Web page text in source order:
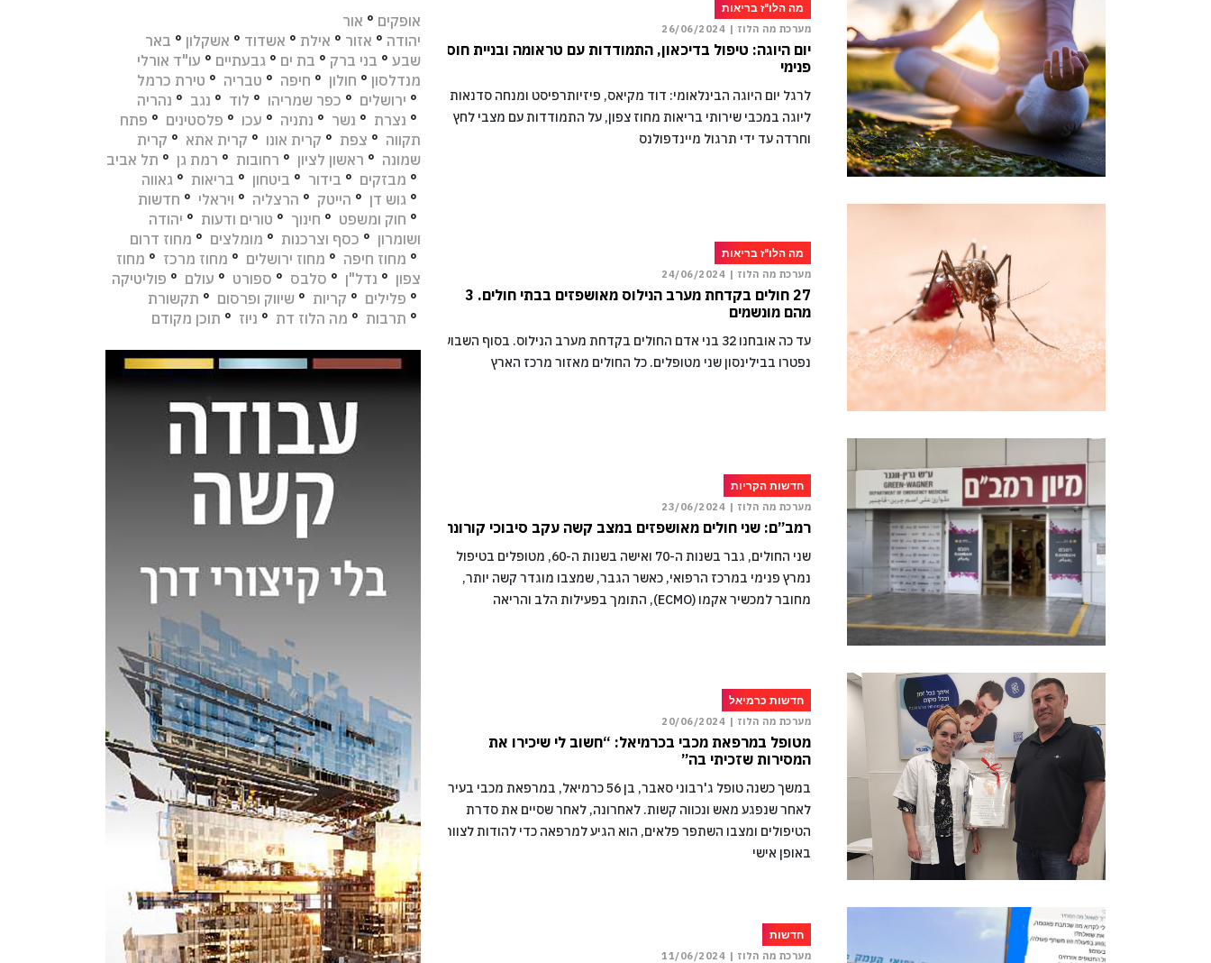
מה הלו"ז בריאות
מערכת מה הלוז | 26/06/2024
יום היוגה: טיפול בדיכאון, התמודדות עם טראומה ובניית חוסן
פנימי
לרגל יום היוגה הבינלאומי: דוד מקיאס, פיזיותרפיסט ומנחה סדנאות
ליוגה במכבי שירותי בריאות מחוז צפון, על התמודדות עם מצבי לחץ
וחרדה עד ידי תרגול מיינדפולנס
מה הלו"ז בריאות
מערכת מה הלוז | 24/06/2024
27 חולים בקדחת מערב הנילוס מאושפזים בבתי חולים. 3
מהם מונשמים
עד כה אובחנו 32 בני אדם החולים בקדחת מערב הנילוס. בסוף השבוע
נפטרו בבילינסון שני מטופלים. כל החולים מאזור מרכז הארץ
חדשות הקריות
מערכת מה הלוז | 23/06/2024
רמב”ם: שני חולים מאושפזים במצב קשה עקב סיבוכי קורונה
שני החולים, גבר בשנות ה-70 ואישה בשנות ה-60, מטופלים בטיפול
נמרץ פנימי במרכז הרפואי, כאשר הגבר, שמצבו מוגדר קשה יותר,
מחובר למכשיר אקמו (ECMO), התומך בפעילות הלב והריאה
חדשות כרמיאל
מערכת מה הלוז | 20/06/2024
מטופל במרפאת מכבי בכרמיאל: “חשוב לי שיכירו את
המסירות שזכיתי בה”
במשך כשנה טופל ג'רבוני סאבר, בן 56 כרמיאל, במרפאת מכבי בעיר
לאחר שנפגע מאש ונכווה קשות. לאחרונה, לאחר שסיים את סדרת
הטיפולים ומצבו השתפר פלאים, הוא הגיע למרפאה כדי להודות לצוות
באופן אישי
חדשות
מערכת מה הלוז | 11/06/2024
אופקים ° אור
יהודה ° אזור ° אילת ° אשדוד ° אשקלון ° באר
שבע ° בני ברק ° בת ים ° גבעתיים ° עו"ד אורלי
מנדלסון ° חולון ° חיפה ° טבריה ° טירת כרמל
° ירושלים ° כפר שמריהו ° לוד ° נגב ° נהריה
° נצרת ° נשר ° נתניה ° עכו ° פלסטינים ° פתח
תקווה ° צפת ° קרית אונו ° קרית אתא ° קרית
שמונה ° ראשון לציון ° רחובות ° רמת גן ° תל אביב
° מבזקים ° בידור ° ביטחון ° בריאות ° גאווה
° גוש דן ° הייטק ° הרצליה ° ויראלי ° חדשות
° חוק ומשפט ° חינוך ° טורים ודעות ° יהודה
ושומרון ° כסף וצרכנות ° מומלצים ° מחוז דרום
° מחוז חיפה ° מחוז ירושלים ° מחוז מרכז ° מחוז
צפון ° נדל"ן ° סלבס ° ספורט ° עולם ° פוליטיקה
° פלילים ° קריות ° שיווק ופרסום ° תקשורת
° תרבות ° מה הלוז דת ° ניוז ° תוכן מקודם